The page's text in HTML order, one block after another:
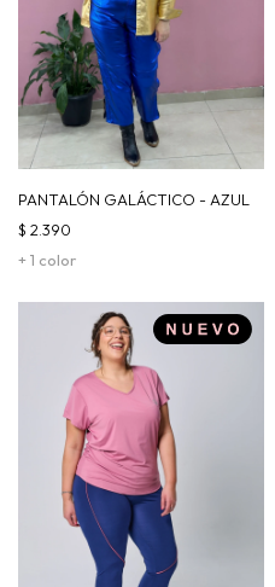
PANTALÓN GALÁCTICO - AZUL
+ 1 color
$ 2.390